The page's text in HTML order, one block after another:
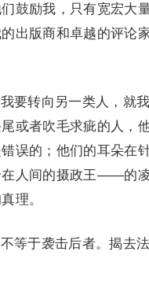
鼓励我，只有宽宏大
出版商和卓越的评论
要转向另一类人，就
或者吹毛求疵的人，
误的；他们的耳朵
人间的摄政王——的凌
理。
等于袭击后者。揭去